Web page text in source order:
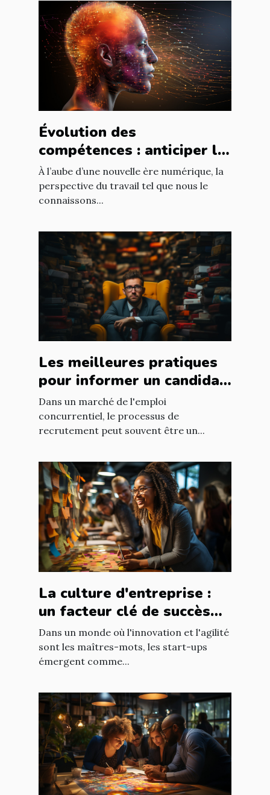
Évolution des
compétences : anticiper le
futur du travail à l'ère de
l'IA
À l’aube d’une nouvelle ère numérique, la
perspective du travail tel que nous le
connaissons...
Les meilleures pratiques
pour informer un candidat
de son non-emploi en
préservant sa motivation
Dans un marché de l'emploi
concurrentiel, le processus de
recrutement peut souvent être un...
La culture d'entreprise :
un facteur clé de succès
pour les start-ups
Dans un monde où l'innovation et l'agilité
sont les maîtres-mots, les start-ups
émergent comme...